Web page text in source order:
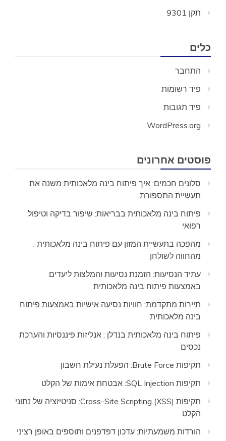
תקן 9301
כלים
התחבר
פיד רשומות
פיד תגובות
WordPress.org
פוסטים אחרונים
סלונים חכמים: איך פיתוח בינה מלאכותית משנה את
תעשיית התספורת
פיתוח בינה מלאכותית בבריאות: שיפור בדיקה וטיפול
רפואי
מהפכה בתעשיית המזון עם פיתוח בינה מלאכותית :
מהחווה לשולחן
עתיד הנסיעות: הזמנת נסיעות והמלצות ליעדים
באמצעות פיתוח בינה מלאכותית
תיירות מתקדמת: חוויות נסיעה אישיות באמצעות פיתוח
בינה מלאכותית
פיתוח בינה מלאכותית בנדלן : אנליזות פיננסיות והערכת
נכסים
תקיפות Brute Force: הפעלת נעילת חשבון
תקיפות SQL Injection: אבטחת אימות של הקלט
תקיפות Cross-Site Scripting (XSS): סניטיזציה של נתוני
הקלט
הורדות משמעתיות: עדכון דפדפנים ותוספים באופן רציני